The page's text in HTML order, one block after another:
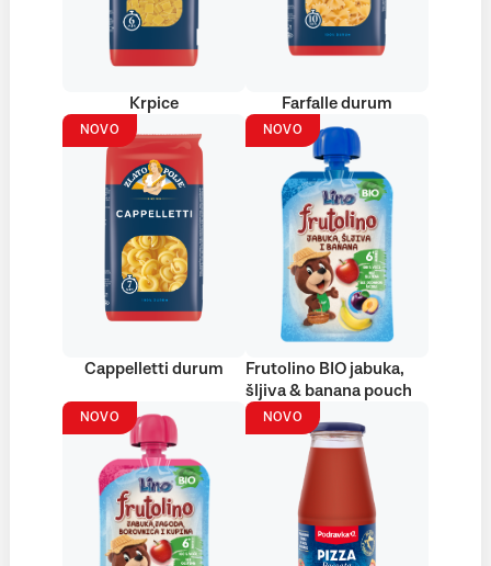
Krpice Farfalle durum
NOVO
Cappelletti durum
NOVO
Frutolino BIO jabuka,
šljiva & banana pouch
NOVO NOVO